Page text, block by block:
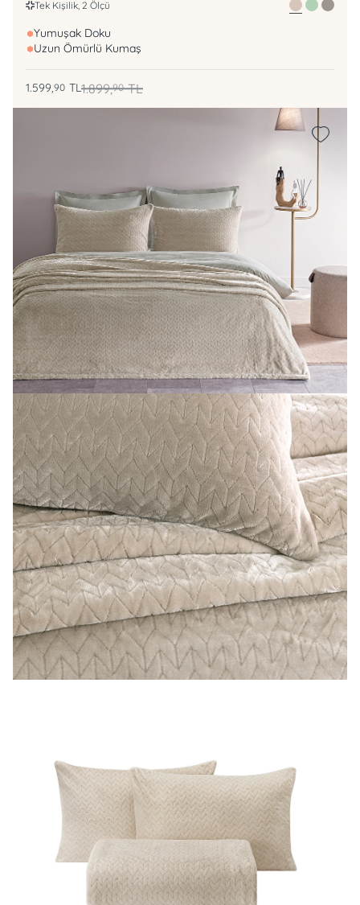
Tek Kişilik, 2 Ölçü
Yumuşak Doku
Uzun Ömürlü Kumaş
1.899,90 TL
1.599,90 TL